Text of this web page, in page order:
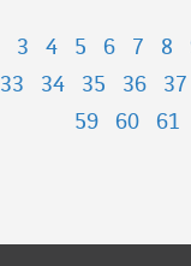
3 4 5 6 7 8
33 34 35 36 37
59
60 61